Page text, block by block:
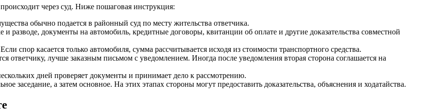
через суд. Ниже пошаговая инструкция:
обычно подается в районный суд по месту жительства ответчика.
разводе, документы на автомобиль, кредитные договоры, квитанции об оплате и другие доказательства совместной
спор касается только автомобиля, сумма рассчитывается исходя из стоимости транспортного средства.
ответчику, лучше заказным письмом с уведомлением. Иногда после уведомления вторая сторона соглашается на
дней проверяет документы и принимает дело к рассмотрению.
заседание, а затем основное. На этих этапах стороны могут предоставить доказательства, объяснения и ходатайства.